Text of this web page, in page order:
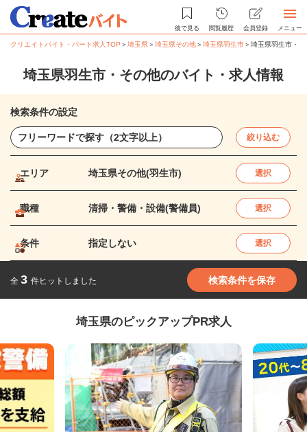
後で見る 閲覧履歴 会員登録 メニュー
クリエイトバイト・パート求人TOP ＞埼玉県＞埼玉県その他＞埼玉県羽生市＞埼玉県羽生市・
埼玉県羽生市・その他のバイト・求人情報
検索条件の設定
絞り込む
エリア 埼玉県その他(羽生市) 選択
職種 清掃・警備・設備(警備員) 選択
条件 指定しない 選択
全 3 件ヒットしました 検索条件を保存
埼玉県のピックアップPR求人